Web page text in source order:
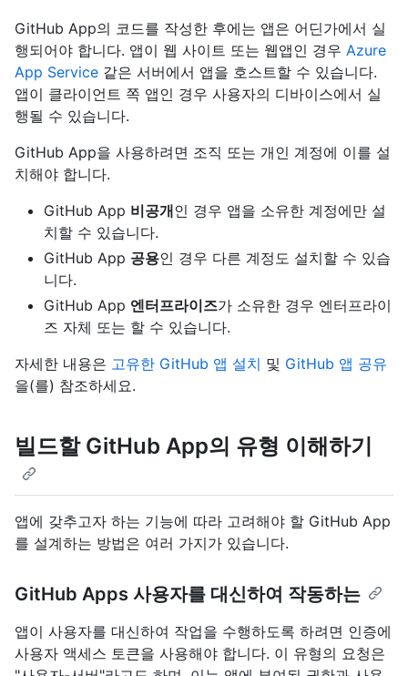
GitHub App의 코드를 작성한 후에는 앱은 어딘가에서 실
행되어야 합니다. 앱이 웹 사이트 또는 웹앱인 경우 Azure
App Service 같은 서버에서 앱을 호스트할 수 있습니다.
앱이 클라이언트 쪽 앱인 경우 사용자의 디바이스에서 실
행될 수 있습니다.
GitHub App을 사용하려면 조직 또는 개인 계정에 이를 설
치해야 합니다.
GitHub App 비공개인 경우 앱을 소유한 계정에만 설
치할 수 있습니다.
GitHub App 공용인 경우 다른 계정도 설치할 수 있습
니다.
GitHub App 엔터프라이즈가 소유한 경우 엔터프라이
즈 자체 또는 할 수 있습니다.
자세한 내용은 고유한 GitHub 앱 설치 및 GitHub 앱 공유
을(를) 참조하세요.
빌드할 GitHub App의 유형 이해하기
앱에 갖추고자 하는 기능에 따라 고려해야 할 GitHub App
를 설계하는 방법은 여러 가지가 있습니다.
GitHub Apps 사용자를 대신하여 작동하는
앱이 사용자를 대신하여 작업을 수행하도록 하려면 인증에
사용자 액세스 토큰을 사용해야 합니다. 이 유형의 요청은